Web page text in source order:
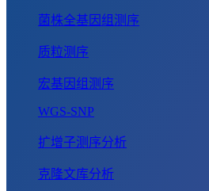
菌株全基因组测序
质粒测序
宏基因组测序
WGS-SNP
扩增子测序分析
克隆文库分析